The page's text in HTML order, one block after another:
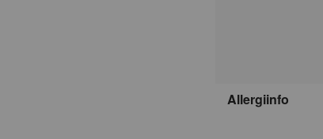
Allergiinfo